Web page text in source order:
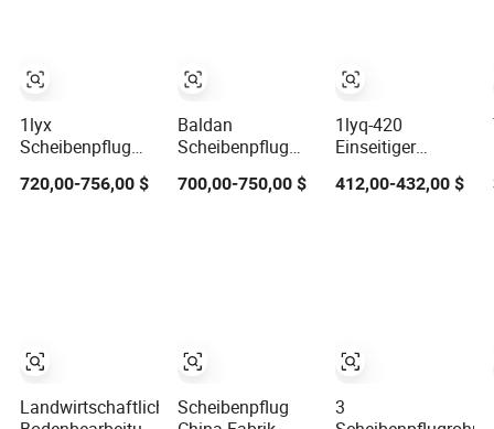
1lyx
Scheibenpflug
Einfacher Einbau
Vollständig
720,00-756,00 $
Landwirtschaftliche
Baldan
Scheibenpflug
Scheibenpflug
700,00-750,00 $
Scheibenpflug
1lyq-420
Einseitiger
Dreipunktanbau
412,00-432,00 $
3